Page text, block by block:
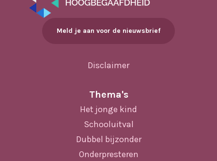
Meld je aan voor de nieuwsbrief
Disclaimer
Thema's
Het jonge kind
Schooluitval
Dubbel bijzonder
Onderpresteren